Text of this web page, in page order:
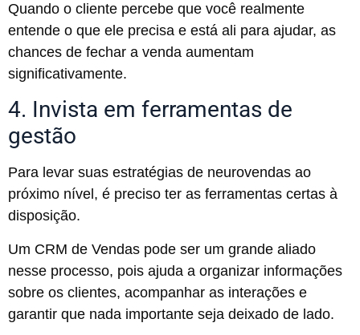
Quando o cliente percebe que você realmente
entende o que ele precisa e está ali para ajudar, as
chances de fechar a venda aumentam
significativamente.
4. Invista em ferramentas de
gestão
Para levar suas estratégias de neurovendas ao
próximo nível, é preciso ter as ferramentas certas à
disposição.
Um CRM de Vendas pode ser um grande aliado
nesse processo, pois ajuda a organizar informações
sobre os clientes, acompanhar as interações e
garantir que nada importante seja deixado de lado.